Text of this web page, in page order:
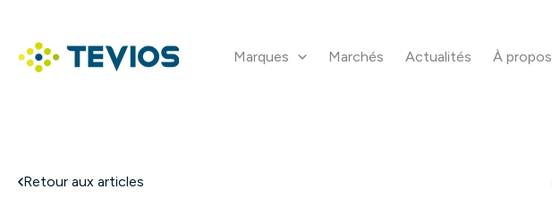
contenu
Marques Marchés Actualités À propos
Retour aux articles